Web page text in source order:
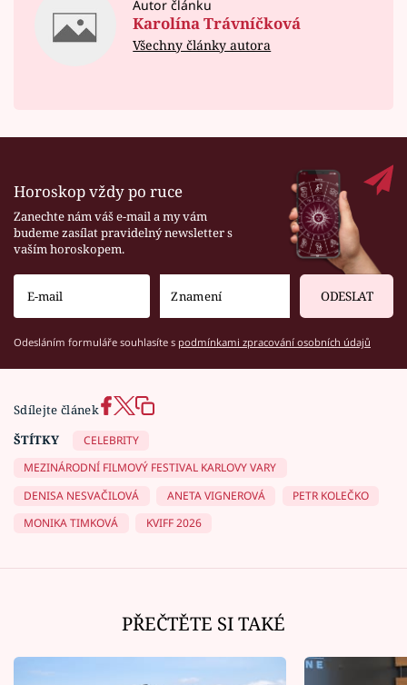
Autor článku
Karolína Trávníčková
Všechny články autora
Horoskop vždy po ruce
Zanechte nám váš e-mail a my vám
budeme zasílat pravidelný newsletter s
vaším horoskopem.
ODESLAT
Odesláním formuláře souhlasíte s podmínkami zpracování osobních údajů
Sdílejte článek
ŠTÍTKY
CELEBRITY
MEZINÁRODNÍ FILMOVÝ FESTIVAL KARLOVY VARY
DENISA NESVAČILOVÁ
ANETA VIGNEROVÁ
PETR KOLEČKO
MONIKA TIMKOVÁ
KVIFF 2026
PŘEČTĚTE SI TAKÉ